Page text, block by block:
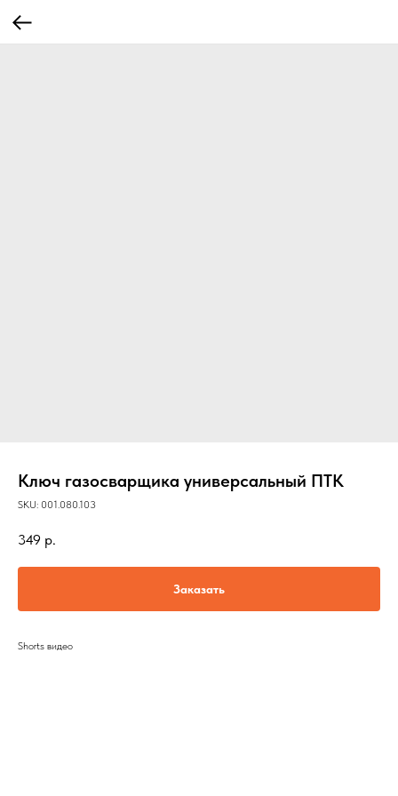
Ключ газосварщика универсальный ПТК
SKU: 001.080.103
349 р.
Заказать
Shorts видео